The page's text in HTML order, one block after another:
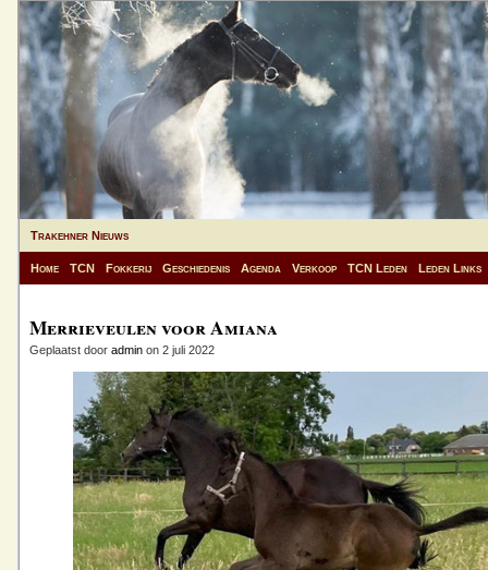
Trakehner Nieuws
Home TCN Fokkerij Geschiedenis Agenda Verkoop TCN Leden Leden Links
Merrieveulen voor Amiana
Geplaatst door admin on 2 juli 2022